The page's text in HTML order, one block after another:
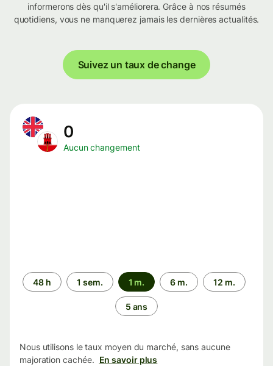
informerons dès qu'il s'améliorera. Grâce à nos résumés
quotidiens, vous ne manquerez jamais les dernières actualités.
Suivez un taux de change
0
Aucun changement
Période
48 h 1 sem. 1 m. 6 m. 12 m.
5 ans
Nous utilisons le taux moyen du marché, sans aucune
majoration cachée. En savoir plus